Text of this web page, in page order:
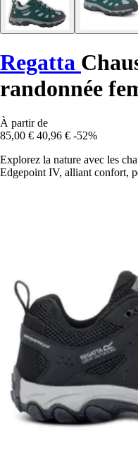
Regatta
randonnée
À partir de
85,00 € 40,96 € -52%
Explorez la nature avec les
Edgepoint IV, alliant confort,